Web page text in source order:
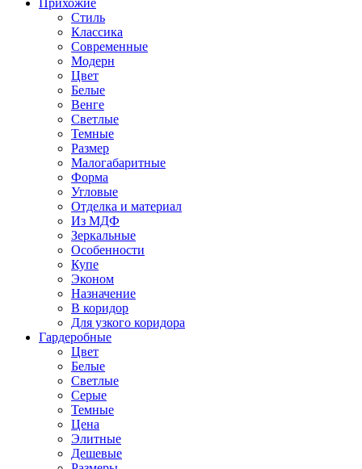
Прихожие
Стиль
Классика
Современные
Модерн
Цвет
Белые
Венге
Светлые
Темные
Размер
Малогабаритные
Форма
Угловые
Отделка и материал
Из МДФ
Зеркальные
Особенности
Купе
Эконом
Назначение
В коридор
Для узкого коридора
Гардеробные
Цвет
Белые
Светлые
Серые
Темные
Цена
Элитные
Дешевые